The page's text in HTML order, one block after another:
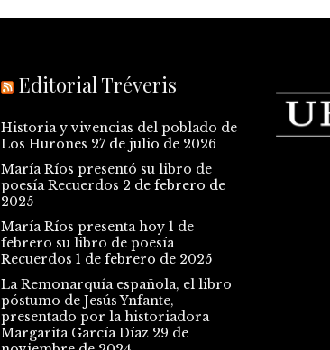
Editorial Tréveris
Historia y vivencias del poblado de
Los Hurones 27 de julio de 2026
María Ríos presentó su libro de
poesía Recuerdos 2 de febrero de
2025
María Ríos presenta hoy 1 de
febrero su libro de poesía
Recuerdos 1 de febrero de 2025
La Remonarquía española, el libro
póstumo de Jesús Ynfante,
presentado por la historiadora
Margarita García Díaz 29 de